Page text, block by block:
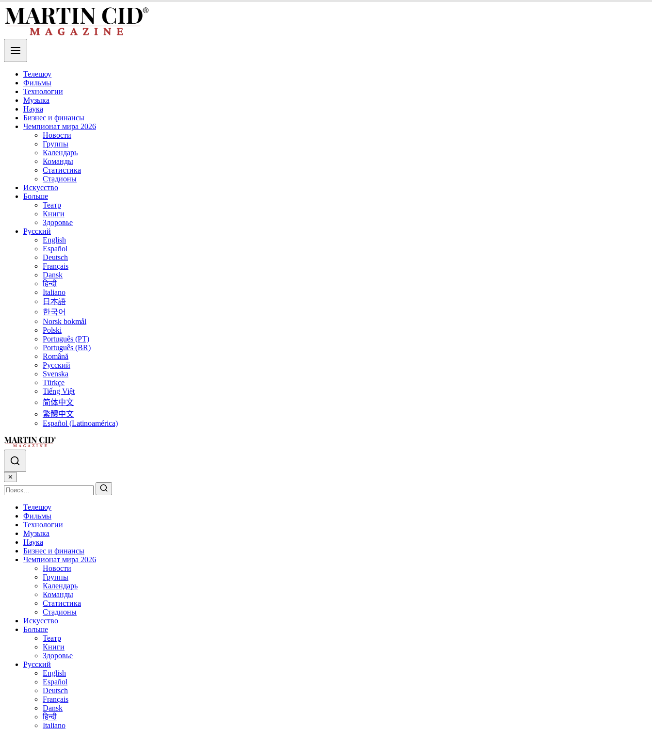
Телешоу
Фильмы
Технологии
Музыка
Наука
Бизнес и финансы
Чемпионат мира 2026
Новости
Группы
Календарь
Команды
Статистика
Стадионы
Искусство
Больше
Театр
Книги
Здоровье
Русский
English
Español
Deutsch
Français
Dansk
हिन्दी
Italiano
日本語
한국어
Norsk bokmål
Polski
Português (PT)
Português (BR)
Română
Русский
Svenska
Türkçe
Tiếng Việt
简体中文
繁體中文
Español (Latinoamérica)
✕
Телешоу
Фильмы
Технологии
Музыка
Наука
Бизнес и финансы
Чемпионат мира 2026
Новости
Группы
Календарь
Команды
Статистика
Стадионы
Искусство
Больше
Театр
Книги
Здоровье
Русский
English
Español
Deutsch
Français
Dansk
हिन्दी
Italiano